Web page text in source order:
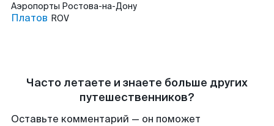
Аэропорты Ростова-на-Дону
Платов ROV
Часто летаете и знаете больше других
путешественников?
Оставьте комментарий — он поможет